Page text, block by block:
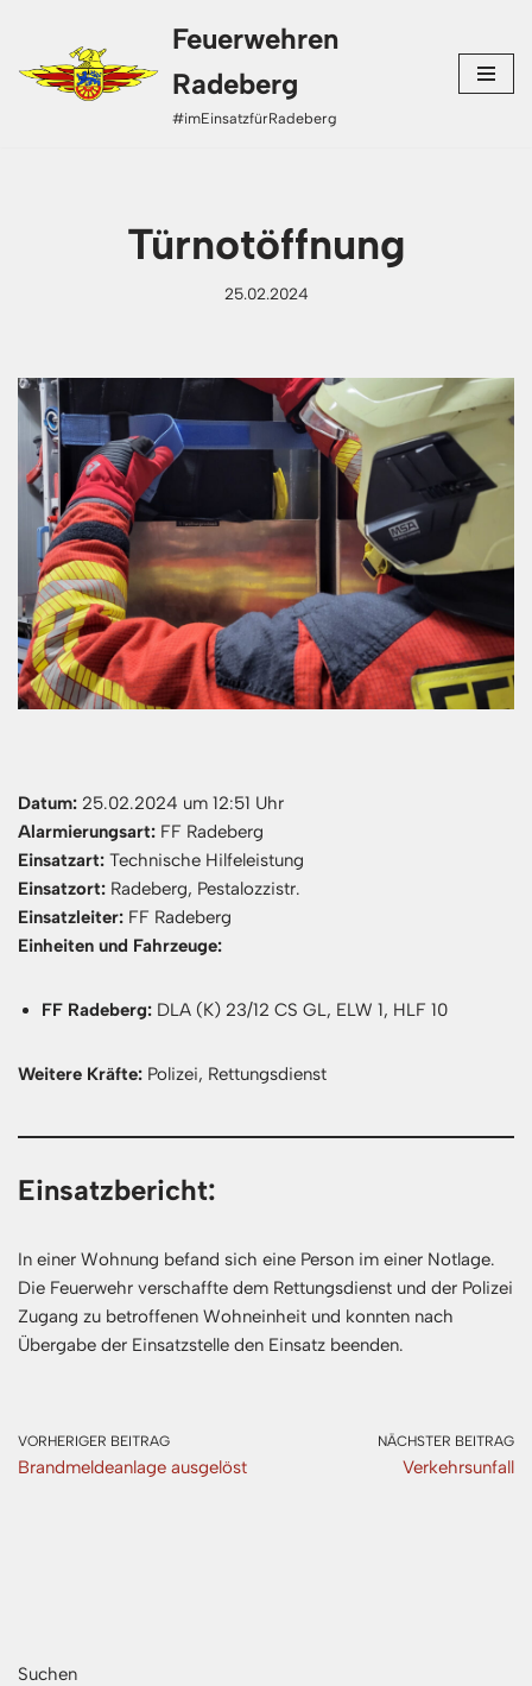
Zum
Inhalt
Feuerwehren
Radeberg
#imEinsatzfürRadeberg
Türnotöffnung
25.02.2024
Datum: 25.02.2024 um 12:51 Uhr
Alarmierungsart: FF Radeberg
Einsatzart: Technische Hilfeleistung
Einsatzort: Radeberg, Pestalozzistr.
Einsatzleiter: FF Radeberg
Einheiten und Fahrzeuge:
FF Radeberg: DLA (K) 23/12 CS GL, ELW 1, HLF 10
Weitere Kräfte: Polizei, Rettungsdienst
Einsatzbericht:
In einer Wohnung befand sich eine Person im einer Notlage.
Die Feuerwehr verschaffte dem Rettungsdienst und der Polizei
Zugang zu betroffenen Wohneinheit und konnten nach
Übergabe der Einsatzstelle den Einsatz beenden.
VORHERIGER BEITRAG
Brandmeldeanlage ausgelöst
NÄCHSTER BEITRAG
Verkehrsunfall
Suchen